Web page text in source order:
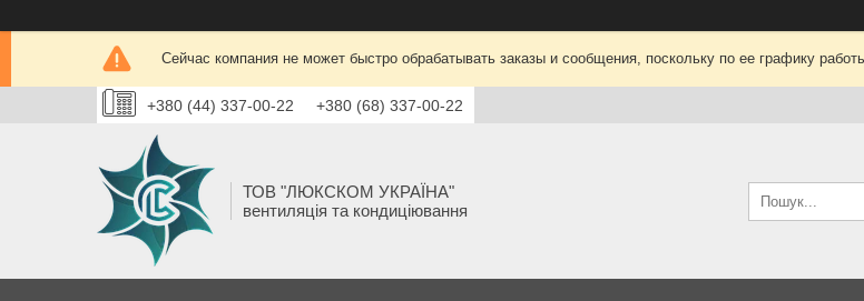
Сейчас компания не может быстро обрабатывать заказы и сообщения, поскольку по ее графику
+380 (44) 337-00-22 +380 (68) 337-00-22
ТОВ "ЛЮКСКОМ УКРАЇНА"
вентиляція та кондиціювання